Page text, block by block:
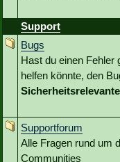
Support
Bugs
Hast du einen Fehler
helfen könnte, den
Supportforum
Alle Fragen rund um
Communities